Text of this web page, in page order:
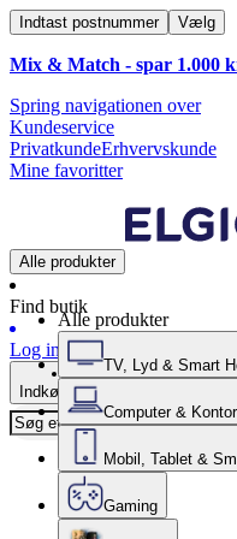
Indtast postnummer Vælg
Mix & Match - spar 1.000
Spring navigationen over
Kundeservice
PrivatkundeErhvervskunde
Mine favoritter
Alle produkter
Find butik
Log ind
Indkøbskurv
Alle produkter
TV, Lyd & Smart
Computer & Kontor
Mobil, Tablet &
Gaming